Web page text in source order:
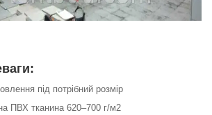
під потрібний розмір
ПВХ тканина 620–700 г/м2